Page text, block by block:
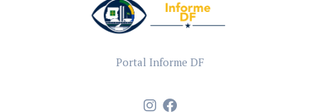
Portal Informe DF